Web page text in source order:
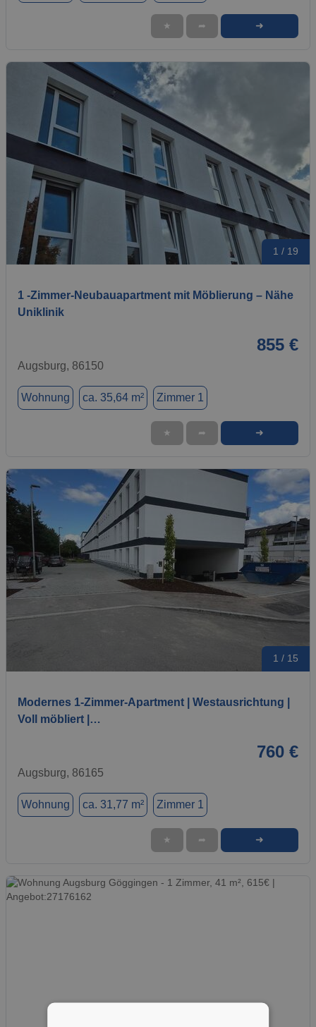
★ ➦ ➜
1 / 19
1 -Zimmer-Neubauapartment mit Möblierung – Nähe
Uniklinik
855 €
Augsburg, 86150
Wohnung ca. 35,64 m² Zimmer 1
★ ➦ ➜
1 / 15
Modernes 1-Zimmer-Apartment | Westausrichtung |
Voll möbliert |…
760 €
Augsburg, 86165
Wohnung ca. 31,77 m² Zimmer 1
★ ➦ ➜